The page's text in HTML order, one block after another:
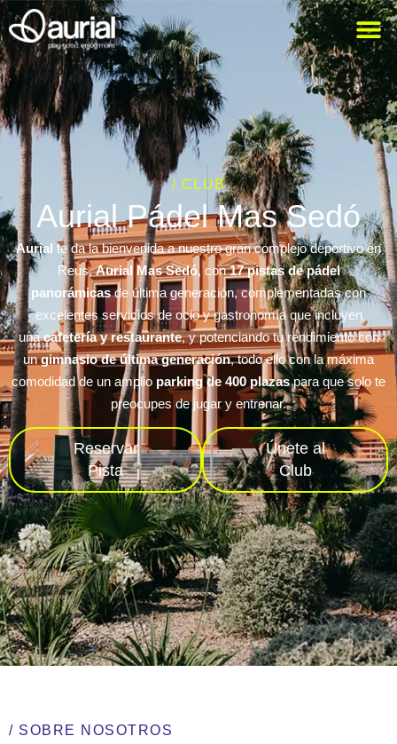
/ CLUB
Aurial Pádel Mas Sedó
Aurial te da la bienvenida a nuestro gran complejo deportivo en
Reus,Aurial Mas Sedó, con17 pistas de pádel
panorámicasde última generación, complementadas con
excelentes servicios de ocio y gastronomía que incluyen
unacafetería y restaurante, y potenciando tu rendimiento con
ungimnasio de última generación, todo ello con la máxima
comodidad de un amplio parking de 400 plazaspara que solo te
preocupes de jugar y entrenar.
Reservar
Pista
Únete al
Club
/ SOBRE NOSOTROS